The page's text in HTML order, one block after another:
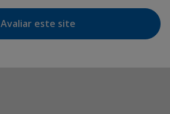
Avaliar este site